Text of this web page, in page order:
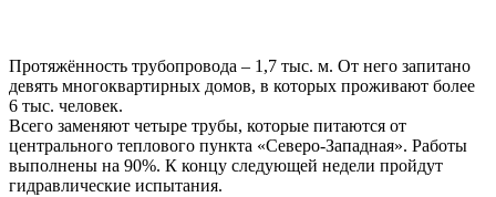
Протяжённость трубопровода – 1,7 тыс. м. От него запитано
девять многоквартирных домов, в которых проживают более
6 тыс. человек.
Всего заменяют четыре трубы, которые питаются от
центрального теплового пункта «Северо-Западная». Работы
выполнены на 90%. К концу следующей недели пройдут
гидравлические испытания.